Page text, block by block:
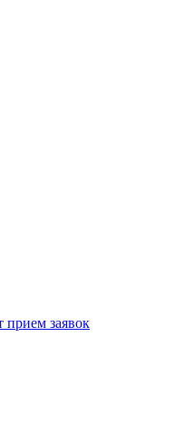
прием заявок